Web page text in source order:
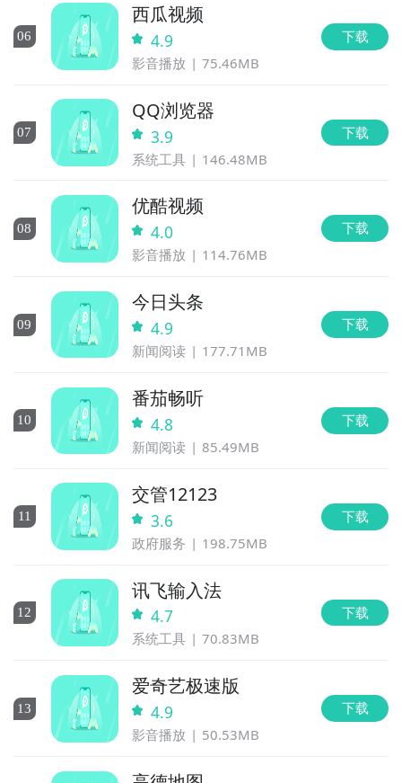
06
西瓜视频
4.9
影音播放 75.46MB
下载
07
QQ浏览器
3.9
系统工具 146.48MB
下载
08
优酷视频
4.0
影音播放 114.76MB
下载
09
今日头条
4.9
新闻阅读 177.71MB
下载
10
番茄畅听
4.8
新闻阅读 85.49MB
下载
11
交管12123
3.6
政府服务 198.75MB
下载
12
讯飞输入法
4.7
系统工具 70.83MB
下载
13
爱奇艺极速版
4.9
影音播放 50.53MB
下载